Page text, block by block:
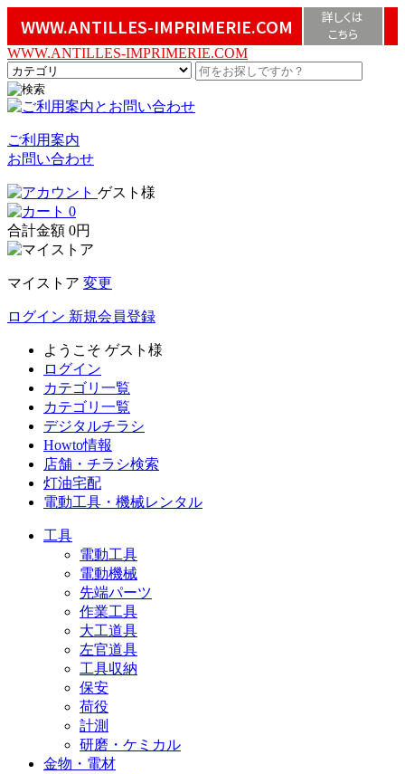
WWW.ANTILLES-IMPRIMERIE.COM
詳しくは
こちら
WWW.ANTILLES-IMPRIMERIE.COM
ご利用案内
お問い合わせ
ゲスト様
0
合計金額 0円
マイストア 変更
ログイン 新規会員登録
ようこそ ゲスト様
ログイン
カテゴリ一覧
カテゴリ一覧
デジタルチラシ
Howto情報
店舗・チラシ検索
灯油宅配
電動工具・機械レンタル
工具
電動工具
電動機械
先端パーツ
作業工具
大工道具
左官道具
工具収納
保安
荷役
計測
研磨・ケミカル
金物・電材